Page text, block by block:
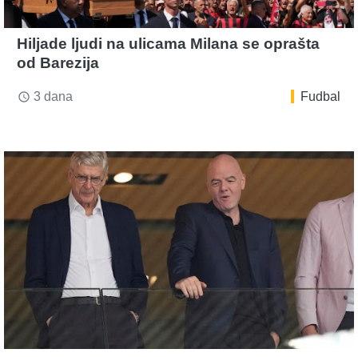
Hiljade ljudi na ulicama Milana se oprašta
od Barezija
access_time 3 dana Fudbal